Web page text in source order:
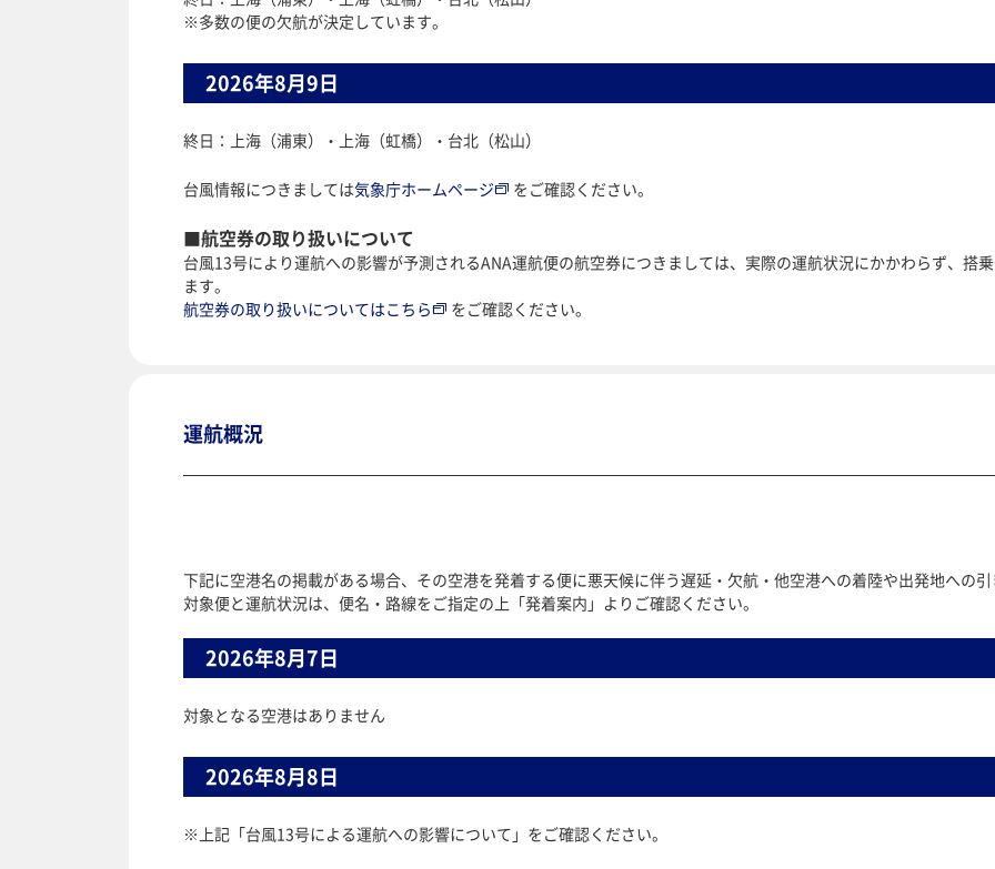
※多数の便の欠航が決定しています。
2026年8月9日
終日：上海（浦東）・上海（虹橋）・台北（松山）
台風情報につきましては気象庁ホームページ をご確認ください。
■航空券の取り扱いについて
台風13号により運航への影響が予測されるANA運航便の航空券につきましては、実際の運航状況にかかわらず、搭
ます。
航空券の取り扱いについてはこちら
をご確認ください。
運航概況
下記に空港名の掲載がある場合、その空港を発着する便に悪天候に伴う遅延・欠航・他空港への着陸や出発地への
対象便と運航状況は、便名・路線をご指定の上「発着案内」よりご確認ください。
2026年8月7日
対象となる空港はありません
2026年8月8日
※上記「台風13号による運航への影響について」をご確認ください。